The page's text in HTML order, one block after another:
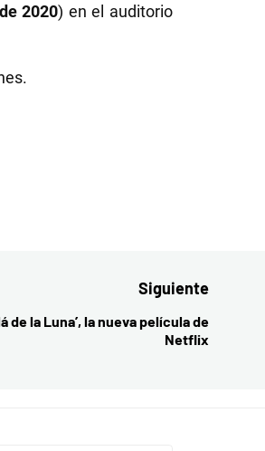
2020) en el auditorio
Siguiente
Entrada
de la Luna’, la nueva película de
Netflix